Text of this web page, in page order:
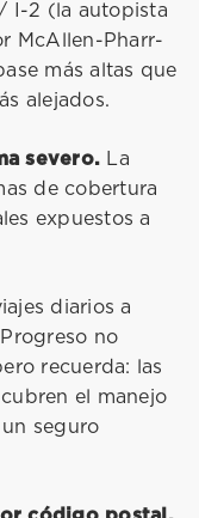
I-2 (la autopista
McAllen-Pharr-
más altas que
alejados.
severo. La
de cobertura
expuestos a
diarios a
no
recuerda: las
el manejo
seguro